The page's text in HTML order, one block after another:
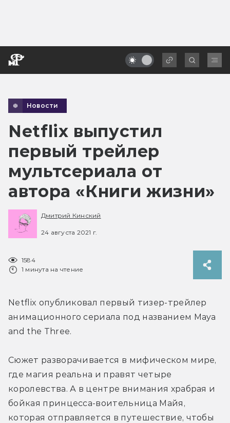
Новости
Netflix выпустил
первый трейлер
мультсериала от
автора «Книги жизни»
Дмитрий Кинский
24 августа 2021 г.
1584
1 минута на чтение
Netflix опубликовал первый тизер-трейлер
анимационного сериала под названием Maya
and the Three.
Сюжет разворачивается в мифическом мире,
где магия реальна и правят четыре
королевства. А в центре внимания храбрая и
бойкая принцесса-воительница Майя,
которая отправляется в путешествие, чтобы